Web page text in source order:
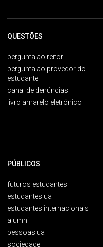
QUESTÕES
pergunta ao reitor
pergunta ao provedor do
estudante
canal de denúncias
livro amarelo eletrónico
PÚBLICOS
futuros estudantes
estudantes ua
estudantes internacionais
alumni
pessoas ua
sociedade